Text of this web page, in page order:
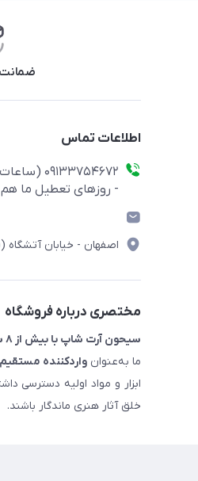
ضمانت
اطلاعات تماس
- روزهای تعطیل ما
اصفهان - خیابان
مختصری درباره فروشگاه
سیحون آرت شاپ با بیش از ۸ سال تجربه، مرجع تخصصی مواد اولیه رزین و ملزومات هنری است.
ما به‌عنوانواردکننده مستقیم
ابزار و مواد اولیه دسترسی
خلق آثار هنری ماندگار باشند.